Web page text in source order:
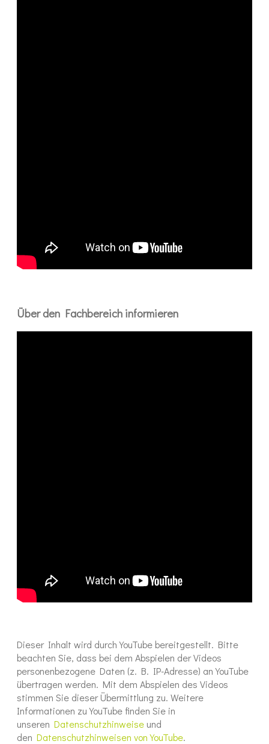
Über den Fachbereich informieren
Dieser Inhalt wird durch YouTube bereitgestellt. Bitte
beachten Sie, dass bei dem Abspielen der Videos
personenbezogene Daten (z. B. IP-Adresse) an YouTube
übertragen werden. Mit dem Abspielen des Videos
stimmen Sie dieser Übermittlung zu. Weitere
Informationen zu YouTube finden Sie in
unseren Datenschutzhinweise und
den Datenschutzhinweisen von YouTube.